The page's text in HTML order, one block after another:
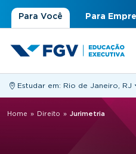
Para Você Para
Estudar em: Rio de Janeiro, RJ
Você está aqui
Home » Direito » Jurimetria